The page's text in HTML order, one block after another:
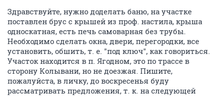
Здравствуйте, нужно доделать баню, на участке
поставлен брус с крышей из проф. настила, крыша
односкатная, есть печь самоварная без трубы.
Необходимо сделать окна, двери, перегородки, все
установить, обшить, т. е. "под ключ", как говориться.
Участок находится в п. Ягодном, это по трассе в
сторону Колывани, но не доезжая. Пишите,
пожалуйста, в личку, до воскресенья буду
рассматривать предложения, т. к. на следующей